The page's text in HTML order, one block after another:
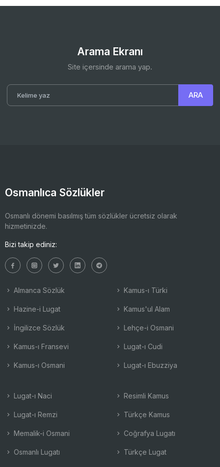
Arama Ekranı
Site içersinde arama yap.
Osmanlıca Sözlükler
Osmanlı dönemi basılmış tüm sözlükler ücretsiz olarak
hizmetinizde.
Bizi takip ediniz:
Almanca Sözlük
Hazine-i Lugat
İngilizce Sözlük
Kamus-ı Fransevi
Kamus-ı Osmani
Kamus-ı Türki
Kamus'ul Alam
Lehçe-i Osmani
Lugat-ı Cudi
Lugat-ı Ebuzziya
Lugat-ı Naci
Lugat-ı Remzi
Memalik-i Osmani
Osmanlı Lugatı
Resimli Kamus
Türkçe Kamus
Coğrafya Lugatı
Türkçe Lugat